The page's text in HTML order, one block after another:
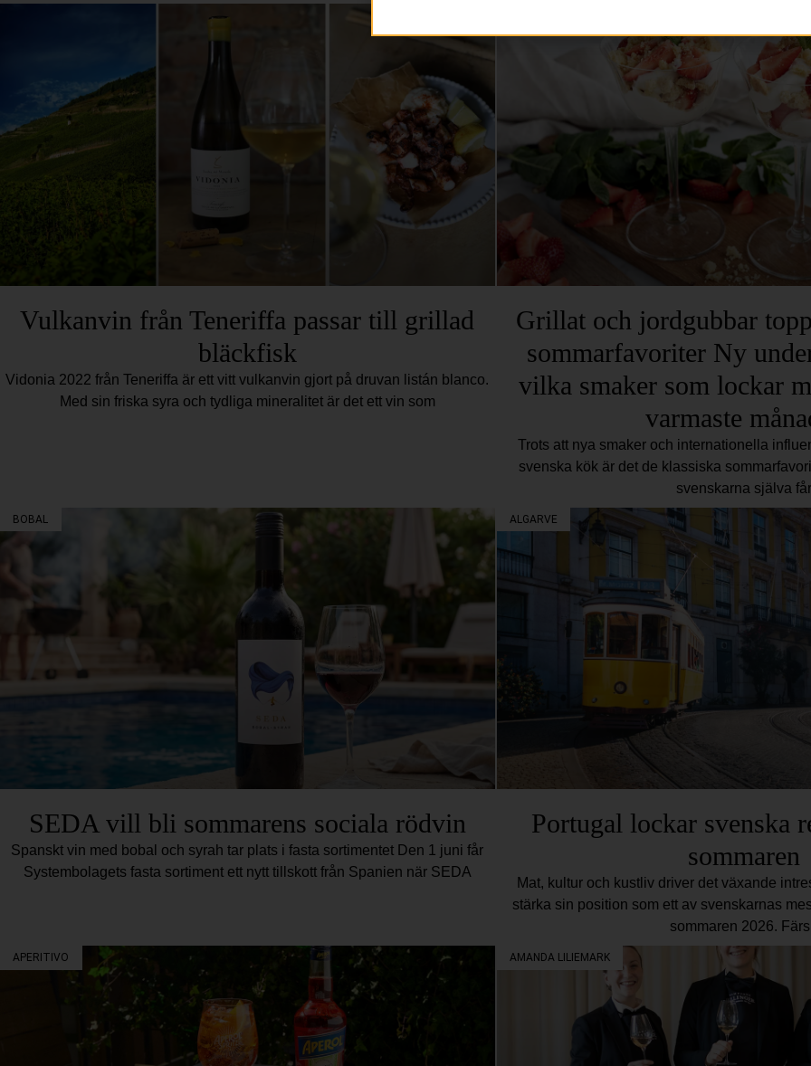
Vulkanvin från Teneriffa passar till grillad
bläckfisk
Vidonia 2022 från Teneriffa är ett vitt vulkanvin gjort på druvan listán blanco.
Med sin friska syra och tydliga mineralitet är det ett vin som
Grillat och jordgubbar
sommarfavoriter Ny
vilka smaker som lockar
varmaste
Trots att nya smaker och internationella
svenska kök är det de klassiska
svenskarna själva får
BOBAL
SEDA vill bli sommarens sociala rödvin
Spanskt vin med bobal och syrah tar plats i fasta sortimentet Den 1 juni får
Systembolagets fasta sortiment ett nytt tillskott från Spanien när SEDA
ALGARVE
Portugal lockar svenska
sommaren
Mat, kultur och kustliv driver det växande
stärka sin position som ett av svenskarnas
sommaren 2026.
APERITIVO AMANDA LILIEMARK